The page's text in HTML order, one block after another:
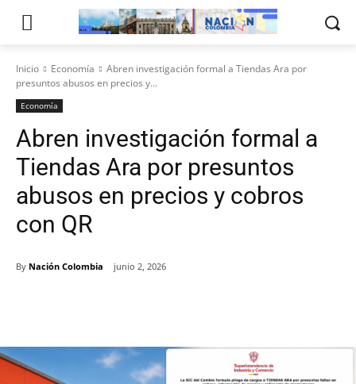
Inicio Economía
Abren investigación formal a Tiendas Ara por
presuntos abusos en precios y...
Economía
Abren investigación formal a
Tiendas Ara por presuntos
abusos en precios y cobros
con QR
By Nación Colombia junio 2, 2026